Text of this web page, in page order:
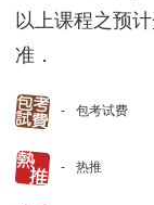
以上课程之预
准．
包考试费
热推